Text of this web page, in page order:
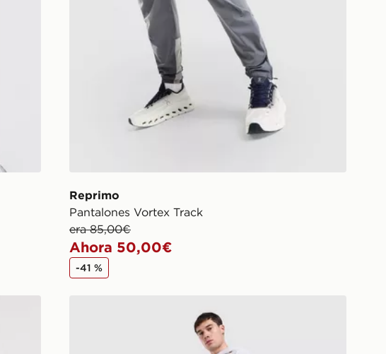
Reprimo
Pantalones Vortex Track
era 85,00€
Ahora 50,00€
-41 %